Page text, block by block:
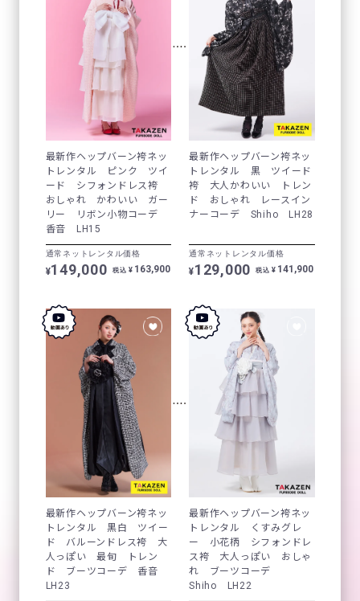
最新作ヘップバーン袴ネッ
トレンタル ピンク ツイ
ード シフォンドレス袴
おしゃれ かわいい ガー
リー リボン小物コーデ
香音 LH15
通常ネットレンタル価格
¥149,000 税込 ¥ 163,900
最新作ヘップバーン袴ネッ
トレンタル 黒 ツイード
袴 大人かわいい トレン
ド おしゃれ レースイン
ナーコーデ Shiho LH28
通常ネットレンタル価格
¥129,000 税込 ¥ 141,900
最新作ヘップバーン袴ネッ
トレンタル 黒白 ツイー
ド バルーンドレス袴 大
人っぽい 最旬 トレン
ド ブーツコーデ 香音
LH23
最新作ヘップバーン袴ネッ
トレンタル くすみグレ
ー 小花柄 シフォンドレ
ス袴 大人っぽい おしゃ
れ ブーツコーデ
Shiho LH22